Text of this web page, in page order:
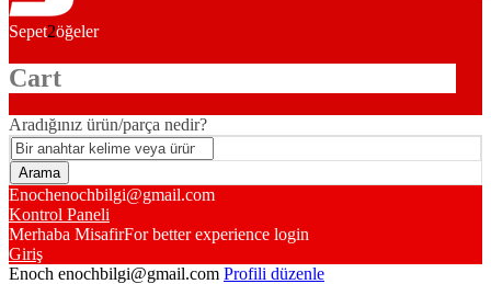
Sepet2öğeler
Cart
Aradığınız ürün/parça nedir?
Enochenochbilgi@gmail.com
Kontrol Paneli
Merhaba MisafirFor better experience login
Giriş
Enoch enochbilgi@gmail.com Profili düzenle